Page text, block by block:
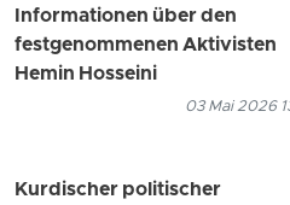
Informationen über den
festgenommenen Aktivisten
Hemin Hosseini
03 Mai 2026
Kurdischer politischer